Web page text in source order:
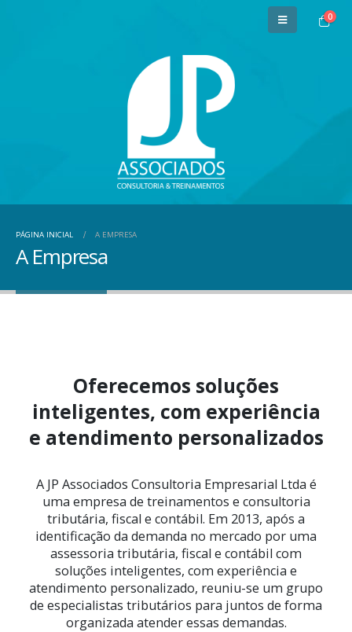
0
PÁGINA INICIAL A EMPRESA
A Empresa
Oferecemos soluções
inteligentes, com experiência
e atendimento personalizados
A JP Associados Consultoria Empresarial Ltda é
uma empresa de treinamentos e consultoria
tributária, fiscal e contábil. Em 2013, após a
identificação da demanda no mercado por uma
assessoria tributária, fiscal e contábil com
soluções inteligentes, com experiência e
atendimento personalizado, reuniu-se um grupo
de especialistas tributários para juntos de forma
organizada atender essas demandas.